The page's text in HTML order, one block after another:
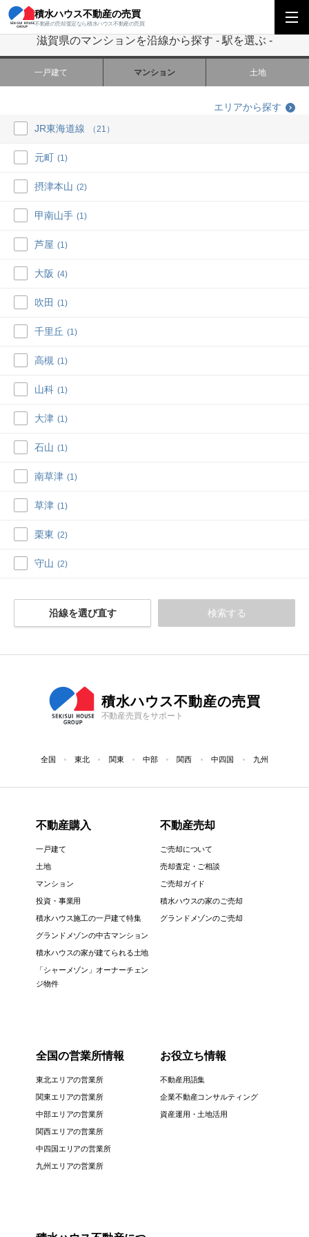
積水ハウス不動産の売買
不動産の売却査定なら積水ハウス不動産の売買
積水ハウス不動産の売買 関西エリア 滋賀県のマンションを沿線から探す
滋賀県のマンションを沿線から探す - 駅を選ぶ -
一戸建て マンション 土地
エリアから探す
JR東海道線
（21）
元町 (1)
摂津本山 (2)
甲南山手 (1)
芦屋 (1)
大阪 (4)
吹田 (1)
千里丘 (1)
高槻 (1)
山科 (1)
大津 (1)
石山 (1)
南草津 (1)
草津 (1)
栗東 (2)
守山 (2)
沿線を選び直す 検索する
積水ハウス不動産の売買
不動産売買をサポート
全国 東北 関東 中部 関西 中四国 九州
不動産購入
一戸建て
土地
マンション
投資・事業用
積水ハウス施工の一戸建て特集
グランドメゾンの中古マンション
積水ハウスの家が建てられる土地
「シャーメゾン」オーナーチェン
ジ物件
不動産売却
ご売却について
売却査定・ご相談
ご売却ガイド
積水ハウスの家のご売却
グランドメゾンのご売却
全国の営業所情報
東北エリアの営業所
関東エリアの営業所
中部エリアの営業所
関西エリアの営業所
中四国エリアの営業所
九州エリアの営業所
お役立ち情報
不動産用語集
企業不動産コンサルティング
資産運用・土地活用